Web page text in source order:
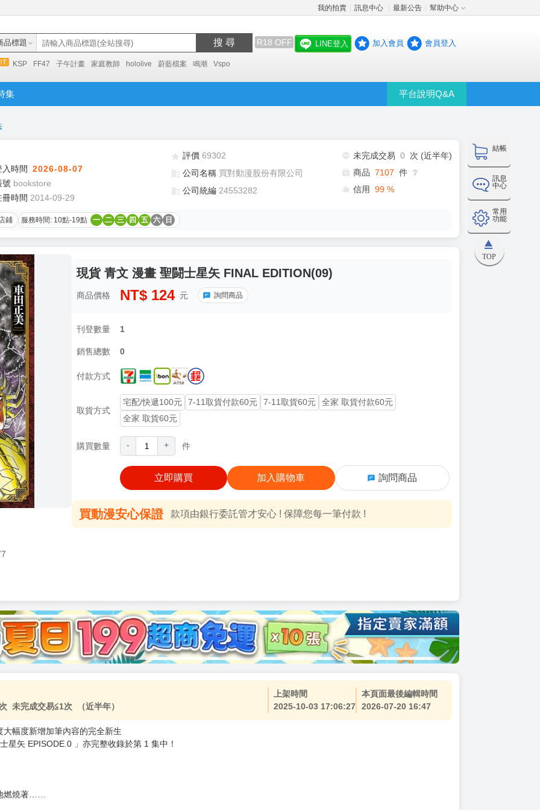
我的拍賣 訊息中心 最新公告 幫助中心
品標題 搜 尋 R18 OFF
KSP FF47 子午計畫 家庭教師 hololive 蔚藍檔案 鳴潮 Vspo
LINE登入 加入會員 會員登入
集 平台說明Q&A
結帳
訊息
中心
常用
功能
TOP
入時間 2026-08-07
號 bookstore
時間 2014-09-29
評價 69302
公司名稱 買對動漫股份有限公司
公司統編 24553282
未完成交易 0
次 (近半年)
商品 7107 件 ❔
信用 99 %
鋪 服務時間: 10點-19點 一 二 三 四 五 六 日
現貨 青文 漫畫 聖闘士星矢 FINAL EDITION(09)
商品價格 NT$ 124 元 詢問商品
刊登數量 1
銷售總數 0
付款方式
取貨方式
宅配/快遞100元 7-11取貨付款60元 7-11取貨60元
全家 取貨付款60元
全家 取貨60元
購買數量 - + 件
立即購買 加入購物車 詢問商品
買動漫安心保證 款項由銀行委託管才安心 ! 保障您每一筆付款 !
紙箱包裝》
NT$15